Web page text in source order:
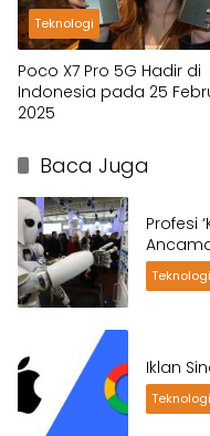
Teknologi
Poco X7 Pro 5G Hadir di
Indonesia pada 25
2025
Baca Juga
Profesi
Teknologi
Iklan
Teknologi